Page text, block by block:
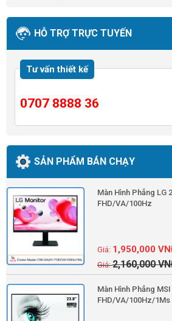
HỖ TRỢ TRỰC TUYẾN
Tư vấn thiết kế
0707 8888 36
SẢN PHẨM BÁN CHẠY
Màn Hình Phẳng LG
FHD/VA/100Hz
2,160,000
1,950,000
Màn Hình Phẳng
FHD/VA/100Hz/1Ms